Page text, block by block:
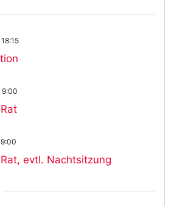
9:00
evtl. Nachtsitzung
9:00